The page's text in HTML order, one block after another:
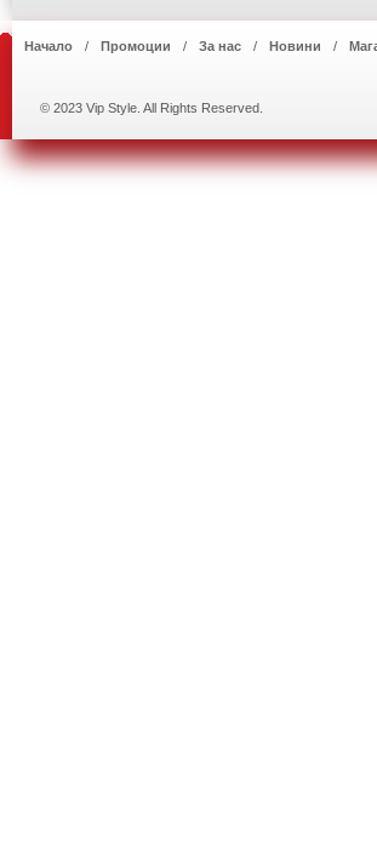
Начало Промоции За нас Новини
© 2023 Vip Style. All Rights Reserved.